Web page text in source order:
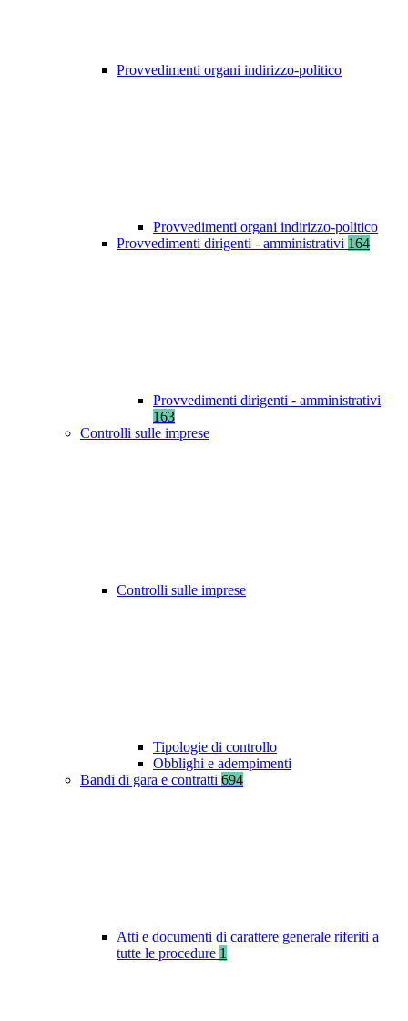
Provvedimenti organi indirizzo-politico
Provvedimenti organi indirizzo-politico
Provvedimenti dirigenti - amministrativi 164
Provvedimenti dirigenti - amministrativi
163
Controlli sulle imprese
Controlli sulle imprese
Tipologie di controllo
Obblighi e adempimenti
Bandi di gara e contratti 694
Atti e documenti di carattere generale riferiti a
tutte le procedure 1